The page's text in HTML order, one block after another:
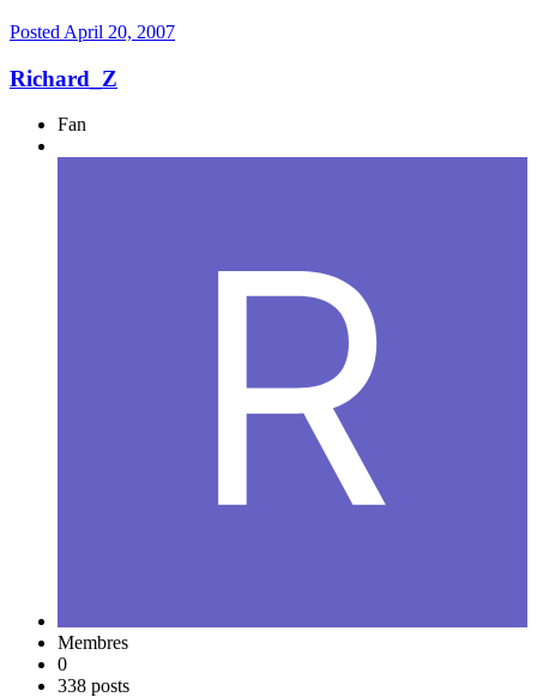
Posted April 20, 2007
Richard_Z
Fan
Membres
0
338 posts